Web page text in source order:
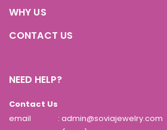
WHY US
CONTACT US
NEED HELP?
Contact Us
email
: admin@soviajewelry.com